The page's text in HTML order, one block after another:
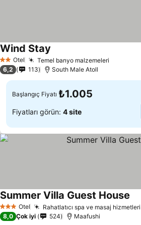
2 Yıldız
Otel Temel banyo malzemeleri
Wind Stay
6,2 113 South Male Atoll
Başlangıç Fiyatı ₺1.005
Fiyatları görün: 4 site
3 YıldızOtel Rahatlatıcı spa ve masaj hizmetleri
Summer Villa Guest House
8,0 Çok iyi 524 Maafushi